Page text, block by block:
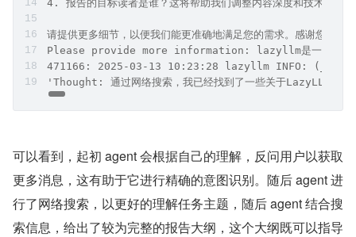
4. 报告的目标读者是谁？这将帮助我们调整内容深度和技术术语
请提供更多细节，以便我们能更准确地满足您的需求。感谢您的配
Please provide more information: lazyllm是一个大模型应用
471166: 2025-03-13 10:23:28 lazyllm INFO:
'Thought: 通过网络搜索，我已经找到了一些关于
可以看到，起初 agent 会根据自己的理解，反问用户以获取
更多消息，这有助于它进行精确的意图识别。随后 agent 进
行了网络搜索，以更好的理解任务主题，随后 agent 结合搜
索信息，给出了较为完整的报告大纲，这个大纲既可以指导